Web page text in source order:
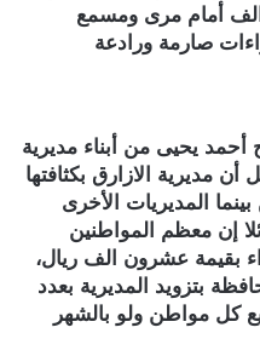
يباع بالسوق السوداء وبسعر 15الف أمام مرى ومسمع
صارمة ورادعة
أحمد يحيى من أبناء مديرية
مديرية الازارق بكثافتها
المديريات الأخرى
إن معظم المواطنين
بقيمة عشرون الف ريال،
بتزويد المديرية بعدد
كل مواطن ولو بالشهر